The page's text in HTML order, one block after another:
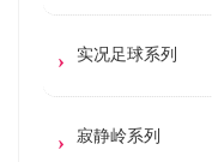
实况足球系列
寂静岭系列